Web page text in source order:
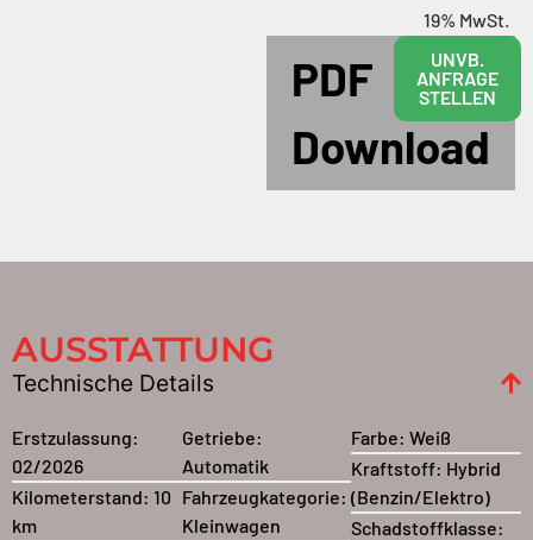
19% MwSt.
PDF
Download
UNVB.
ANFRAGE
STELLEN
AUSSTATTUNG
Technische Details
Erstzulassung:
02/2026
Kilometerstand: 10
km
Getriebe:
Automatik
Fahrzeugkategorie:
Kleinwagen
Farbe: Weiß
Kraftstoff: Hybrid
(Benzin/Elektro)
Schadstoffklasse: